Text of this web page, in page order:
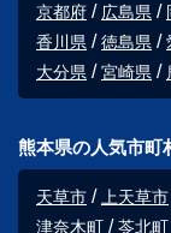
京都府
広島県
香川県
徳島県
大分県
宮崎県
熊本県の人気市町
天草市 上天草市
津奈木町
苓北町